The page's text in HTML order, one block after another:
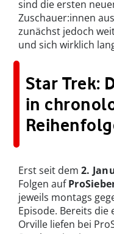
sind die ersten
Zuschauer:innen
zunächst jedoch
und sich wirklich
Star Trek:
in
Erst seit dem 2.
Folgen auf
jeweils montags
Episode. Bereits
Orville liefen bei